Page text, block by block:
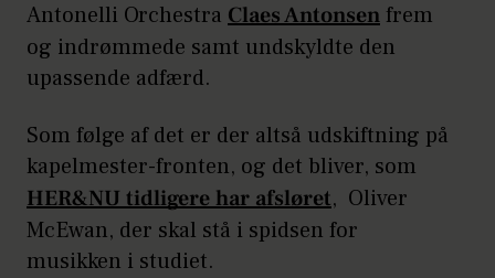
Antonelli Orchestra Claes Antonsen frem
og indrømmede samt undskyldte den
upassende adfærd.
Som følge af det er der altså udskiftning på
kapelmester-fronten, og det bliver, som
HER&NU tidligere har afsløret, Oliver
McEwan, der skal stå i spidsen for
musikken i studiet.